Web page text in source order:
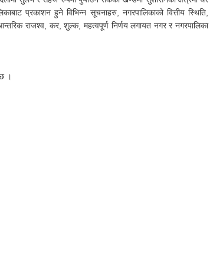
प्रकाशन हुने विभिन्न सूचनाहरु, नगरपालिकाको वित्तीय स्थिति,
राजश्व, कर, शुल्क, महत्वपूर्ण निर्णय लगायत नगर र नगरपालिका
।